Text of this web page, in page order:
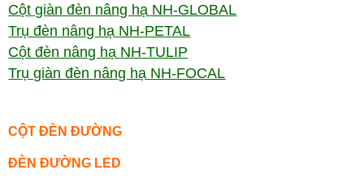
Cột giàn đèn nâng hạ NH-GLOBAL
Trụ đèn nâng hạ NH-PETAL
Cột đèn nâng hạ NH-TULIP
Trụ giàn đèn nâng hạ NH-FOCAL
CỘT ĐÈN ĐƯỜNG
ĐÈN ĐƯỜNG LED